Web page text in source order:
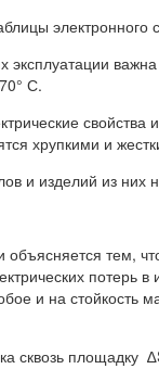
эксплуатации
С.
хрупкими и
и изделий из них
объясняется тем,
и на
сквозь площадку